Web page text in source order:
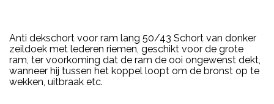
Anti dekschort voor ram lang 50/43 Schort van donker
zeildoek met lederen riemen, geschikt voor de grote
ram, ter voorkoming dat de ram de ooi ongewenst dekt,
wanneer hij tussen het koppel loopt om de bronst op te
wekken, uitbraak etc.